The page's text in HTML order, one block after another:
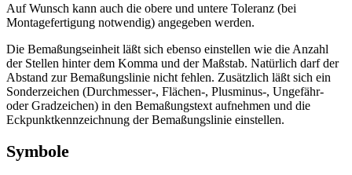
Auf Wunsch kann auch die obere und untere Toleranz (bei
Montagefertigung notwendig) angegeben werden.
Die Bemaßungseinheit läßt sich ebenso einstellen wie die Anzahl
der Stellen hinter dem Komma und der Maßstab. Natürlich darf der
Abstand zur Bemaßungslinie nicht fehlen. Zusätzlich läßt sich ein
Sonderzeichen (Durchmesser-, Flächen-, Plusminus-, Ungefähr-
oder Gradzeichen) in den Bemaßungstext aufnehmen und die
Eckpunktkennzeichnung der Bemaßungslinie einstellen.
Symbole